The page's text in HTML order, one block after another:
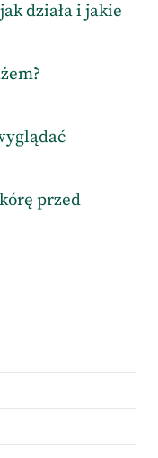
działa i jakie
przed